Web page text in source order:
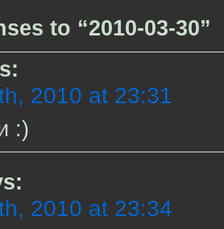
to “2010-03-30”
2010 at 23:31
:)
2010 at 23:34